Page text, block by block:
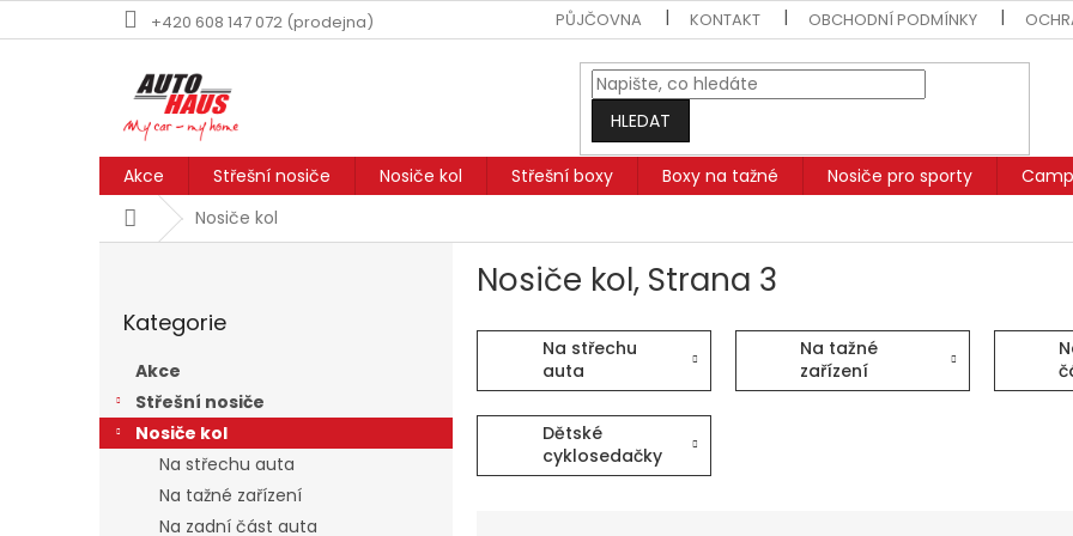
na
+420 608 147 072 (prodejna) PŮJČOVNA KONTAKT OBCHODNÍ PODMÍNKY
HLEDAT
Akce Střešní nosiče Nosiče kol Střešní boxy Boxy na tažné Nosiče pro sporty
DomůNosiče kol
n
kategorie
Kategorie
Akce
Střešní nosiče
Nosiče kol
Na střechu auta
Na tažné zařízení
Na zadní část auta
Nosiče kol, Strana 3
Na střechu
auta
Na tažné
zařízení
Dětské
cyklosedačky